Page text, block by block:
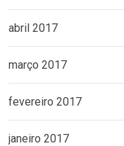
abril 2017
março 2017
fevereiro 2017
janeiro 2017